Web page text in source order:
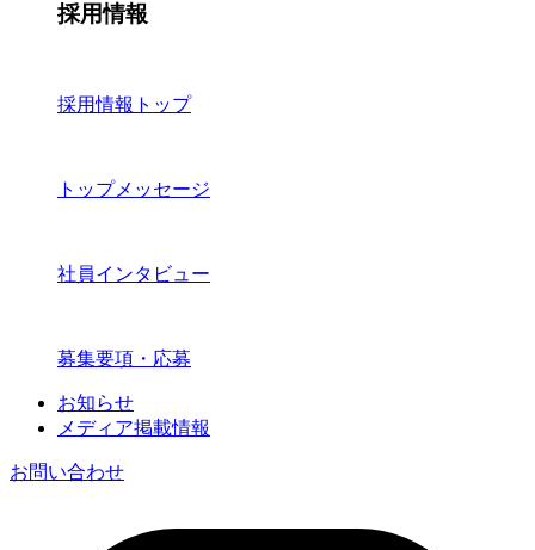
採用情報
採用情報トップ
トップメッセージ
社員インタビュー
募集要項・応募
お知らせ
メディア掲載情報
お問い合わせ